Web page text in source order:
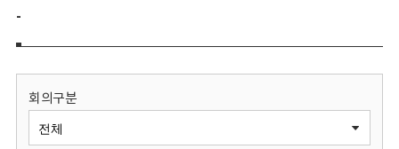
보
-
회의구분